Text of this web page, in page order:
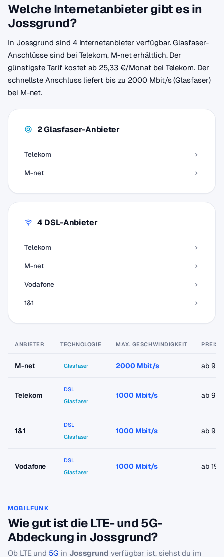
Welche Internetanbieter gibt es in
Jossgrund?
In Jossgrund sind 4 Internetanbieter verfügbar. Glasfaser-
Anschlüsse sind bei Telekom, M-net erhältlich. Der
günstigste Tarif kostet ab 25,33 €/Monat bei Telekom. Der
schnellste Anschluss liefert bis zu 2000 Mbit/s (Glasfaser)
bei M-net.
2 Glasfaser-Anbieter
Telekom
M-net
4 DSL-Anbieter
Telekom
M-net
Vodafone
1&1
ANBIETER TECHNOLOGIE MAX. GESCHWINDIGKEIT PREIS
M-net Glasfaser 2000 Mbit/s ab
Telekom
DSL
Glasfaser
1000 Mbit/s ab
1&1
DSL
Glasfaser
1000 Mbit/s ab
Vodafone
DSL
Glasfaser
1000 Mbit/s ab
MOBILFUNK
Wie gut ist die LTE- und 5G-
Abdeckung in Jossgrund?
Ob LTE und 5G in Jossgrund verfügbar ist, siehst du im